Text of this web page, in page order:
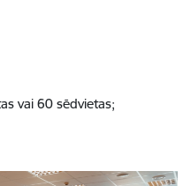
vai 60 sēdvietas;